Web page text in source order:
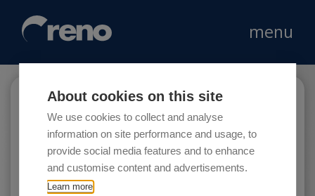
About cookies on this site
We use cookies to collect and analyse
information on site performance and usage, to
provide social media features and to enhance
and customise content and advertisements.
Learn more
menu
BNP Paribas
BNP Paribas è uno dei leader europei nei